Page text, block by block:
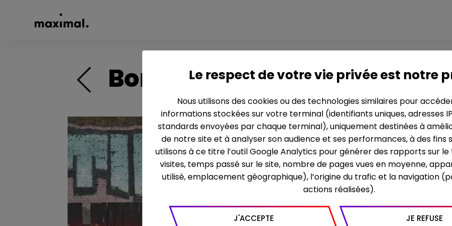
Boris Johnson, la fête est
SYNOPSIS
Élu triomphalement en
vaste majorité pour le
Thatcher, Boris Johnson
slogan simple : «
de la politique
confiance dans la
demi au pouvoir pour
chute. Longtemps, les
Le respect de votre vie privée est notre
Nous utilisons des cookies ou des technologies similaires pour
informations stockées sur votre terminal (identifiants uniques, adresses
standards envoyées par chaque terminal), uniquement destinées à
de notre site et à analyser son audience et ses performances, à des fins
utilisons à ce titre l’outil Google Analytics pour générer des rapports sur
visites, temps passé sur le site, nombre de pages vues en moyenne,
utilisé, emplacement géographique), l’origine du trafic et la navigation
actions réalisées).
J'ACCEPTE JE REFUSE